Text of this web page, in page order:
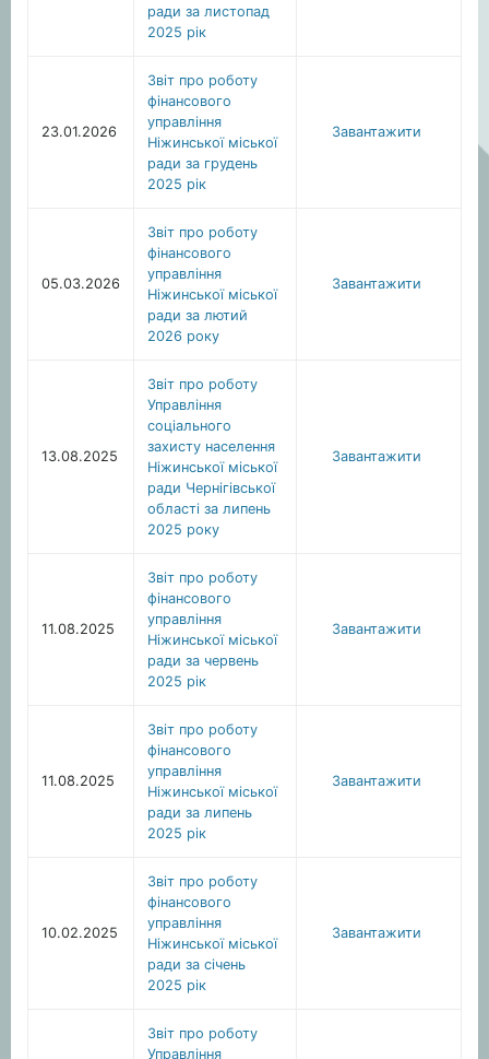
ради за листопад
2025 рік
23.01.2026
Звіт про роботу
фінансового
управління
Ніжинської міської
ради за грудень
2025 рік
Завантажити
05.03.2026
Звіт про роботу
фінансового
управління
Ніжинської міської
ради за лютий
2026 року
Завантажити
13.08.2025
Звіт про роботу
Управління
соціального
захисту населення
Ніжинської міської
ради Чернігівської
області за липень
2025 року
Завантажити
11.08.2025
Звіт про роботу
фінансового
управління
Ніжинської міської
ради за червень
2025 рік
Завантажити
11.08.2025
Звіт про роботу
фінансового
управління
Ніжинської міської
ради за липень
2025 рік
Завантажити
10.02.2025
Звіт про роботу
фінансового
управління
Ніжинської міської
ради за січень
2025 рік
Завантажити
Звіт про роботу
Управління